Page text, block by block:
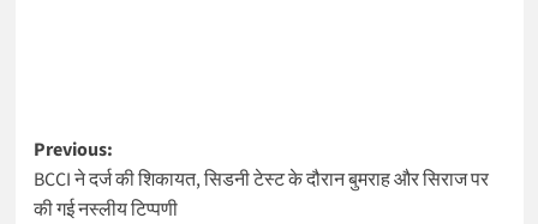
Post
navigation
Previous:
BCCI ने दर्ज की शिकायत, सिडनी टेस्ट के दौरान बुमराह और सिराज पर
की गई नस्लीय टिप्पणी